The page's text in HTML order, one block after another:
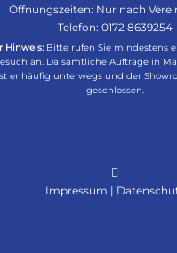
Öffnungszeiten: Nur nach
Telefon: 0172 8639254
Hinweis: Bitte rufen Sie mindestens
an. Da sämtliche Aufträge in
er häufig unterwegs und der
geschlossen.
Impressum |